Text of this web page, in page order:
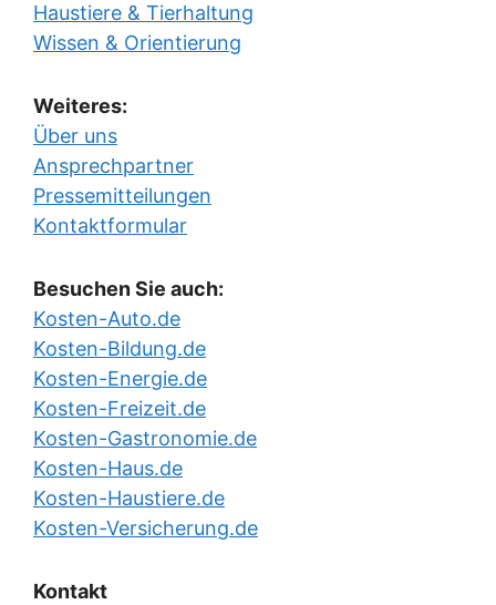
Haustiere & Tierhaltung
Wissen & Orientierung
Weiteres:
Über uns
Ansprechpartner
Pressemitteilungen
Kontaktformular
Besuchen Sie auch:
Kosten-Auto.de
Kosten-Bildung.de
Kosten-Energie.de
Kosten-Freizeit.de
Kosten-Gastronomie.de
Kosten-Haus.de
Kosten-Haustiere.de
Kosten-Versicherung.de
Kontakt